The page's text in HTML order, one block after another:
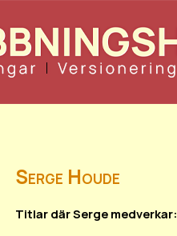
Serge Houde
Titlar där Serge medverkar: